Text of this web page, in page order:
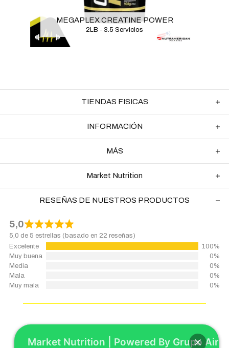
MEGAPLEX CREATINE POWER
2LB - 3.5 Servicios
TIENDAS FISICAS
INFORMACIÓN
MÁS
Market Nutrition
RESEÑAS DE NUESTROS PRODUCTOS
5,0
5,0 de 5 estrellas (basado en 22 reseñas)
Excelente
100%
Muy buena
0%
Media
0%
Mala
0%
Muy mala
0%
Market Nutrition | Powered By Grupo Airp